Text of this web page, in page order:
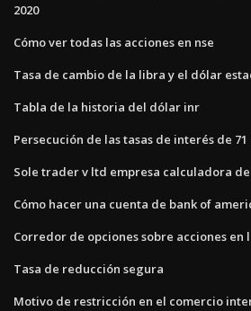
2020
Cómo ver todas las acciones en nse
Tasa de cambio de la libra y el dólar
Tabla de la historia del dólar inr
Persecución de las tasas de interés de 71
Sole trader v ltd empresa calculadora
Cómo hacer una cuenta de bank of
Corredor de opciones sobre acciones en
Tasa de reducción segura
Motivo de restricción en el comercio